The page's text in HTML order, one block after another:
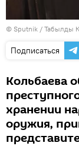
© Sputnik / Табылды
Подписаться
Кольбаева
хранении
оружия,